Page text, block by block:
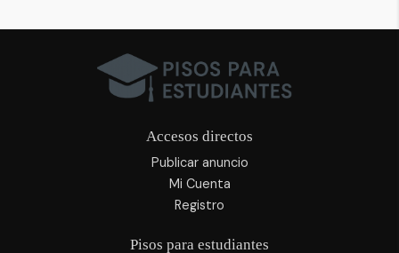
Accesos directos
Publicar anuncio
Mi Cuenta
Registro
Pisos para estudiantes